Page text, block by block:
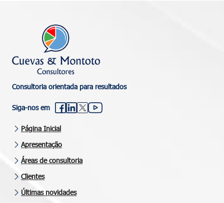
Consultoria orientada para resultados
Siga-nos em
Página Inicial
Apresentação
Áreas de consultoria
Clientes
Últimas novidades